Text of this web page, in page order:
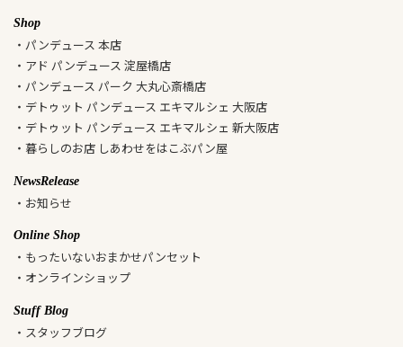
Shop
・パンデュース 本店
・アド パンデュース 淀屋橋店
・パンデュース パーク 大丸心斎橋店
・デトゥット パンデュース エキマルシェ 大阪店
・デトゥット パンデュース エキマルシェ 新大阪店
・暮らしのお店 しあわせをはこぶパン屋
NewsRelease
・お知らせ
Online Shop
・もったいないおまかせパンセット
・オンラインショップ
Stuff Blog
・スタッフブログ